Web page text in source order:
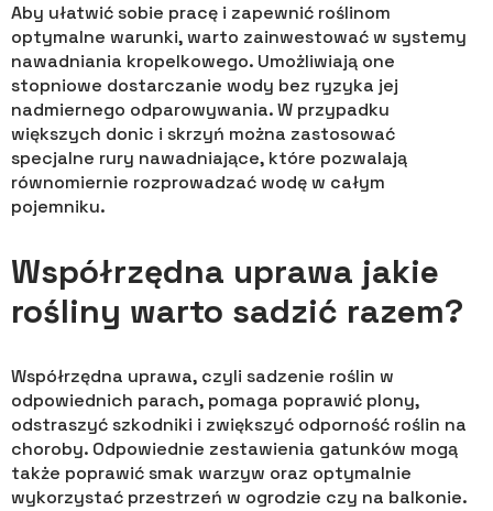
Aby ułatwić sobie pracę i zapewnić roślinom
optymalne warunki, warto zainwestować w systemy
nawadniania kropelkowego. Umożliwiają one
stopniowe dostarczanie wody bez ryzyka jej
nadmiernego odparowywania. W przypadku
większych donic i skrzyń można zastosować
specjalne rury nawadniające, które pozwalają
równomiernie rozprowadzać wodę w całym
pojemniku.
Współrzędna uprawa jakie
rośliny warto sadzić razem?
Współrzędna uprawa, czyli sadzenie roślin w
odpowiednich parach, pomaga poprawić plony,
odstraszyć szkodniki i zwiększyć odporność roślin na
choroby. Odpowiednie zestawienia gatunków mogą
także poprawić smak warzyw oraz optymalnie
wykorzystać przestrzeń w ogrodzie czy na balkonie.